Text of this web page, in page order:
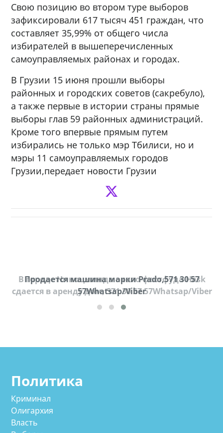
Свою позицию во втором туре выборов
зафиксировали 617 тысяч 451 граждан, что
составляет 35,99% от общего числа
избирателей в вышеперечисленных
самоуправляемых районах и городах.
В Грузии 15 июня прошли выборы
районных и городских советов (сакребуло),
а также первые в истории страны прямые
выборы глав 59 районных администраций.
Кроме того впервые прямым путем
избирались не только мэр Тбилиси, но и
мэры 11 самоуправляемых городов
Грузии,передает новости Грузии
В городе Ниноцминда около фастфуда Hask
cдается в аренду дом, 571 30 57 57Whatsap/Viber
Продается машина марки Prado,571 30 57
57Whatsap/Viber
Политика
Криминал
Олигархия
Власть